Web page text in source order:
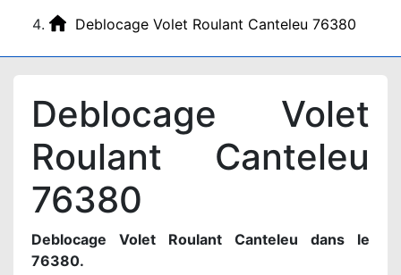
Deblocage Volet Roulant Canteleu 76380
Deblocage Volet
Roulant Canteleu
76380
Deblocage Volet Roulant Canteleu dans le
76380.